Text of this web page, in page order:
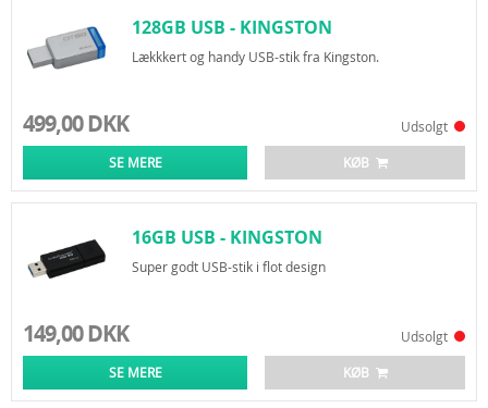
128GB USB - KINGSTON
DATATRAVELER 50
Lækkkert og handy USB-stik fra Kingston.
499,00 DKK Udsolgt
SE MERE KØB
16GB USB - KINGSTON
DATATRAVELER 100 G3
Super godt USB-stik i flot design
149,00 DKK Udsolgt
SE MERE KØB